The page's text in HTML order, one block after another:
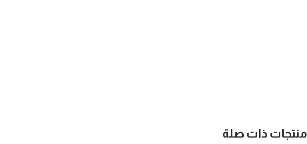
منتجات ذات صلة